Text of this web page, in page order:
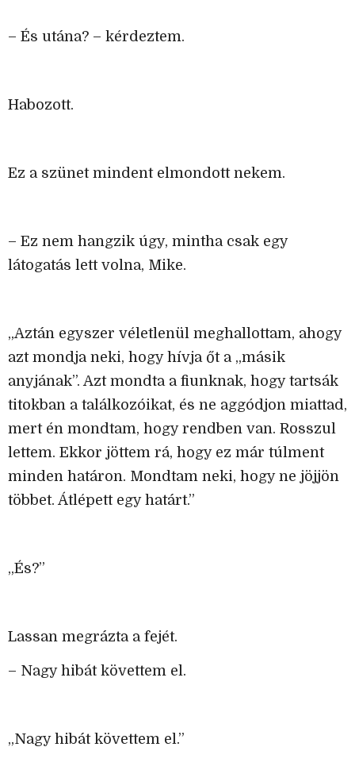
– És utána? – kérdeztem.
Habozott.
Ez a szünet mindent elmondott nekem.
– Ez nem hangzik úgy, mintha csak egy
látogatás lett volna, Mike.
„Aztán egyszer véletlenül meghallottam, ahogy
azt mondja neki, hogy hívja őt a „másik
anyjának”. Azt mondta a fiunknak, hogy tartsák
titokban a találkozóikat, és ne aggódjon miattad,
mert én mondtam, hogy rendben van. Rosszul
lettem. Ekkor jöttem rá, hogy ez már túlment
minden határon. Mondtam neki, hogy ne jöjjön
többet. Átlépett egy határt.”
„És?”
Lassan megrázta a fejét.
– Nagy hibát követtem el.
„Nagy hibát követtem el.”